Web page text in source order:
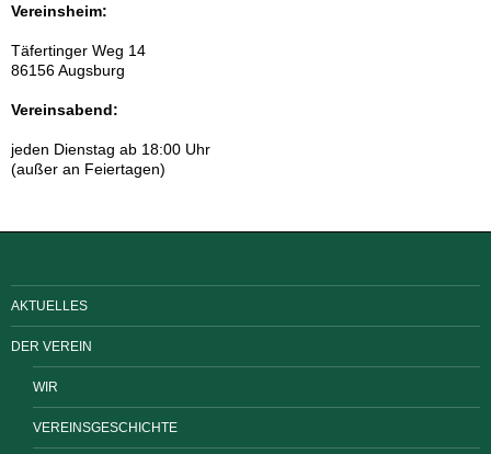
Vereinsheim:
Täfertinger Weg 14
86156 Augsburg
Vereinsabend:
jeden Dienstag ab 18:00 Uhr
(außer an Feiertagen)
AKTUELLES
DER VEREIN
WIR
VEREINSGESCHICHTE